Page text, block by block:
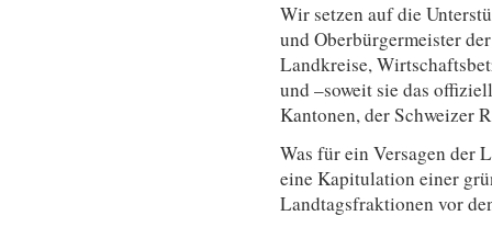
Wir setzen auf die
und Oberbürgermeister
Landkreise,
und –soweit sie das
Kantonen, der Schweizer
Was für ein Versagen der
eine Kapitulation einer
Landtagsfraktionen vor